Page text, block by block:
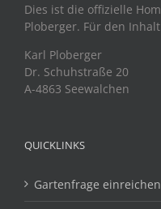
Dies ist die offizielle
Ploberger. Für den
Karl Ploberger
Dr. Schuhstraße 20
A-4863 Seewalchen
QUICKLINKS
Gartenfrage einreichen